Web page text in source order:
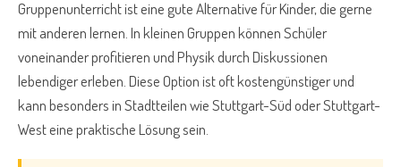
Gruppenunterricht ist eine gute Alternative für Kinder, die gerne
mit anderen lernen. In kleinen Gruppen können Schüler
voneinander profitieren und Physik durch Diskussionen
lebendiger erleben. Diese Option ist oft kostengünstiger und
kann besonders in Stadtteilen wie Stuttgart-Süd oder Stuttgart-
West eine praktische Lösung sein.